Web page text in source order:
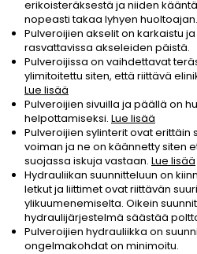
erikoisteräksestä ja niiden
nopeasti takaa lyhyen huoltoajan.
Pulveroijien akselit on karkaistu
rasvattavissa akseleiden päistä.
Pulveroijissa on vaihdettavat
ylimitoitettu siten, että riittävä
Lue lisää
Pulveroijien sivuilla ja päällä on
helpottamiseksi. Lue lisää
Pulveroijien sylinterit ovat
voiman ja ne on käännetty siten
suojassa iskuja vastaan. Lue lisää
Hydrauliikan suunnitteluun on
letkut ja liittimet ovat riittävän
ylikuumenemiselta. Oikein
hydraulijärjestelmä säästää
Pulveroijien hydrauliikka on
ongelmakohdat on minimoitu.